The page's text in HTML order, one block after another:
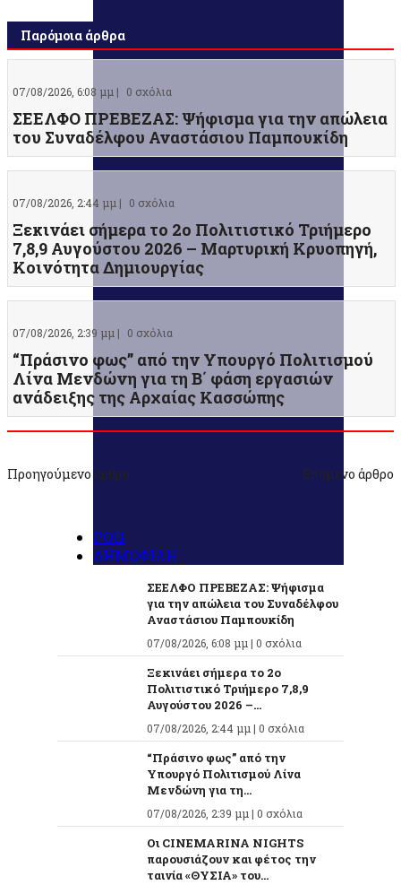
Παρόμοια άρθρα
07/08/2026, 6:08 μμ | 0 σχόλια
ΣΕΕΛΦΟ ΠΡΕΒΕΖΑΣ: Ψήφισμα για την απώλεια
του Συναδέλφου Αναστάσιου Παμπουκίδη
07/08/2026, 2:44 μμ | 0 σχόλια
Ξεκινάει σήμερα το 2ο Πολιτιστικό Τριήμερο
7,8,9 Αυγούστου 2026 – Μαρτυρική Κρυοπηγή,
Κοινότητα Δημιουργίας
07/08/2026, 2:39 μμ | 0 σχόλια
“Πράσινο φως” από την Υπουργό Πολιτισμού
Λίνα Μενδώνη για τη Β΄ φάση εργασιών
ανάδειξης της Αρχαίας Κασσώπης
Προηγούμενο άρθρο Επόμενο άρθρο
ΡΟΗ
ΔΗΜΟΦΙΛΗ
ΣΕΕΛΦΟ ΠΡΕΒΕΖΑΣ: Ψήφισμα
για την απώλεια του Συναδέλφου
Αναστάσιου Παμπουκίδη
07/08/2026, 6:08 μμ | 0 σχόλια
Ξεκινάει σήμερα το 2ο
Πολιτιστικό Τριήμερο 7,8,9
Αυγούστου 2026 –...
07/08/2026, 2:44 μμ | 0 σχόλια
“Πράσινο φως” από την
Υπουργό Πολιτισμού Λίνα
Μενδώνη για τη...
07/08/2026, 2:39 μμ | 0 σχόλια
Οι CINEMARINA NIGHTS
παρουσιάζουν και φέτος την
ταινία «ΘΥΣΙΑ» του...